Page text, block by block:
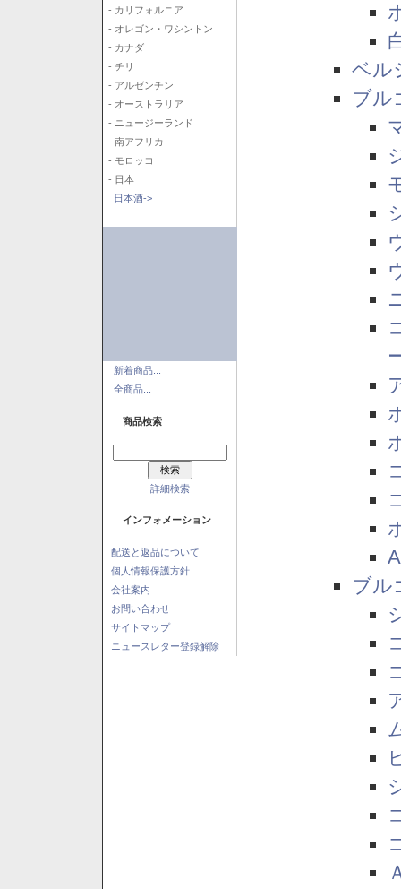
- カリフォルニア
- オレゴン・ワシントン
- カナダ
- チリ
- アルゼンチン
- オーストラリア
- ニュージーランド
- 南アフリカ
- モロッコ
- 日本
日本酒->
新着商品...
全商品...
商品検索
詳細検索
インフォメーション
配送と返品について
個人情報保護方針
会社案内
お問い合わせ
サイトマップ
ニュースレター登録解除
ベル
ブル
ブル